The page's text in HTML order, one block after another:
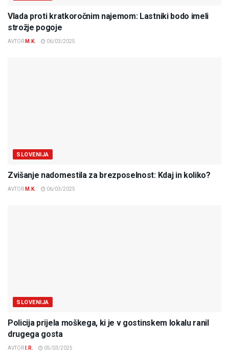
Vlada proti kratkoročnim najemom: Lastniki bodo imeli
strožje pogoje
AVTOR M.K. 06/03/2025
SLOVENIJA
Zvišanje nadomestila za brezposelnost: Kdaj in koliko?
AVTOR M.K. 06/03/2025
SLOVENIJA
Policija prijela moškega, ki je v gostinskem lokalu ranil
drugega gosta
AVTOR I.R. 05/03/2025